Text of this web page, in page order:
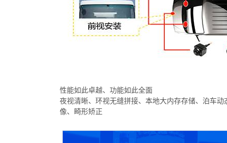
性能如此卓越、功能如此全面
夜视清晰、环视无缝拼接、本地大内存存储、泊车
像、畸形矫正